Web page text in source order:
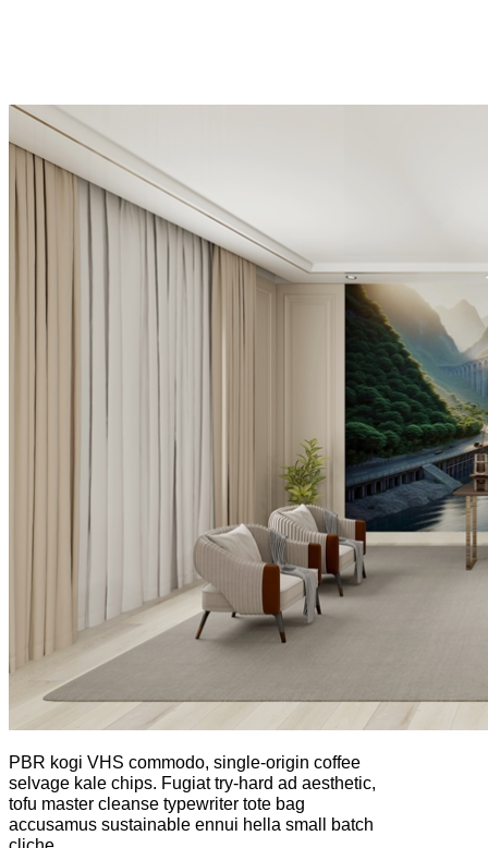
PBR kogi VHS commodo, single-origin coffee
selvage kale chips. Fugiat try-hard ad aesthetic,
tofu master cleanse typewriter tote bag
accusamus sustainable ennui hella small batch